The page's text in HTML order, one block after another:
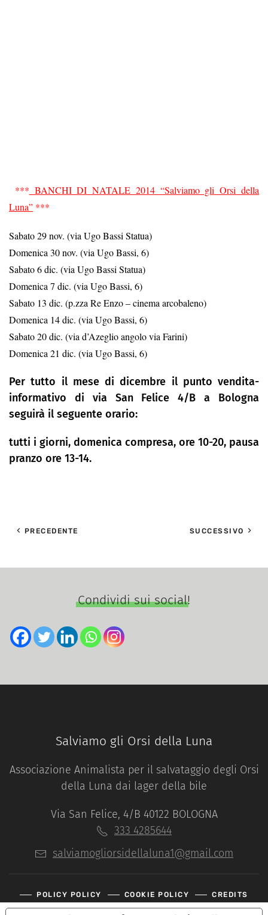
*** BANCHI DI NATALE 2014 “Salviamo gli Orsi della
Luna” ***
Sabato 29 nov. (via Ugo Bassi Statua)
Domenica 30 nov. (via Ugo Bassi, 6)
Sabato 6 dic. (via Ugo Bassi Statua)
Domenica 7 dic. (via Ugo Bassi, 6)
Sabato 13 dic. (p.zza Re Enzo – cinema arcobaleno)
Domenica 14 dic. (via Ugo Bassi, 6)
Sabato 20 dic. (via d’Azeglio angolo via Farini)
Domenica 21 dic. (via Ugo Bassi, 6)
Per tutto il mese di dicembre il punto vendita-
informativo di via San Felice 4/B a Bologna
seguirà il seguente orario:
tutti i giorni, domenica compresa, ore 10-20, pausa
pranzo ore 13-14.
PRECEDENTE SUCCESSIVO
Condividi sui social!
Salviamo gli Orsi della Luna
Associazione Animalista per il salvataggio degli Orsi
della Luna dai lager della bile
Via San Felice, 4/B 40122 BOLOGNA
333 4285644
salviamogliorsidellaluna1@gmail.com
POLICY POLICY COOKIE POLICY CREDITS